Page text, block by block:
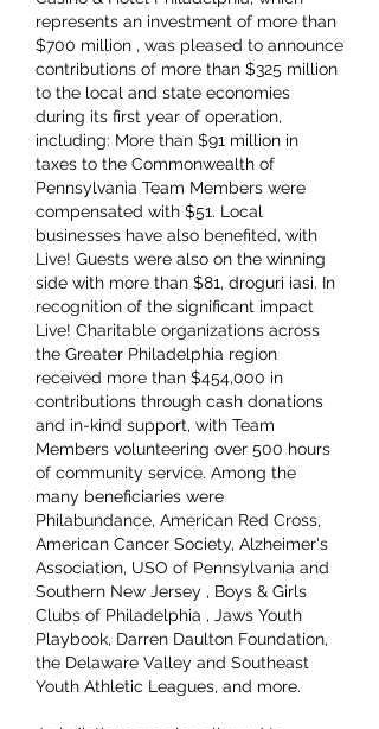
represents an investment of more than
$700 million , was pleased to announce
contributions of more than $325 million
to the local and state economies
during its first year of operation,
including: More than $91 million in
taxes to the Commonwealth of
Pennsylvania Team Members were
compensated with $51. Local
businesses have also benefited, with
Live! Guests were also on the winning
side with more than $81, droguri iasi. In
recognition of the significant impact
Live! Charitable organizations across
the Greater Philadelphia region
received more than $454,000 in
contributions through cash donations
and in-kind support, with Team
Members volunteering over 500 hours
of community service. Among the
many beneficiaries were
Philabundance, American Red Cross,
American Cancer Society, Alzheimer's
Association, USO of Pennsylvania and
Southern New Jersey , Boys & Girls
Clubs of Philadelphia , Jaws Youth
Playbook, Darren Daulton Foundation,
the Delaware Valley and Southeast
Youth Athletic Leagues, and more.